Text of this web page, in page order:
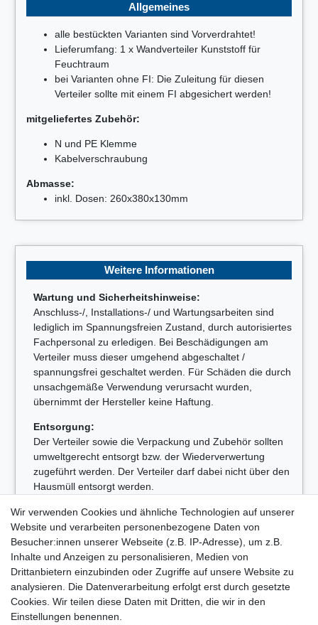
Allgemeines
alle bestückten Varianten sind Vorverdrahtet!
Lieferumfang: 1 x Wandverteiler Kunststoff für
Feuchtraum
bei Varianten ohne FI: Die Zuleitung für diesen
Verteiler sollte mit einem FI abgesichert werden!
mitgeliefertes Zubehör:
N und PE Klemme
Kabelverschraubung
Abmasse:
inkl. Dosen: 260x380x130mm
Weitere Informationen
Wartung und Sicherheitshinweise:
Anschluss-/, Installations-/ und Wartungsarbeiten sind
lediglich im Spannungsfreien Zustand, durch autorisiertes
Fachpersonal zu erledigen. Bei Beschädigungen am
Verteiler muss dieser umgehend abgeschaltet /
spannungsfrei geschaltet werden. Für Schäden die durch
unsachgemäße Verwendung verursacht wurden,
übernimmt der Hersteller keine Haftung.
Entsorgung:
Der Verteiler sowie die Verpackung und Zubehör sollten
umweltgerecht entsorgt bzw. der Wiederverwertung
zugeführt werden. Der Verteiler darf dabei nicht über den
Hausmüll entsorgt werden.
WEEE-Reg.-Nr. DE31386385
Lieferzeit etwa 1 bis 3 Werktage
Wir verwenden Cookies und ähnliche Technologien auf unserer
Website und verarbeiten personenbezogene Daten von
Besucher:innen unserer Webseite (z.B. IP-Adresse), um z.B.
Inhalte und Anzeigen zu personalisieren, Medien von
Drittanbietern einzubinden oder Zugriffe auf unsere Website zu
analysieren. Die Datenverarbeitung erfolgt erst durch gesetzte
Cookies. Wir teilen diese Daten mit Dritten, die wir in den
Einstellungen benennen.